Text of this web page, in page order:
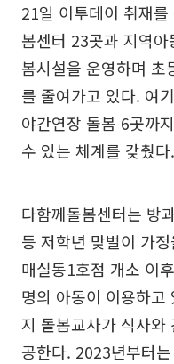
21일 이투데이 취재
봄센터 23곳과 지역
봄시설을 운영하며 초
를 줄여가고 있다. 여
야간연장 돌봄 6곳까
수 있는 체계를 갖췄다.
다함께돌봄센터는 방
등 저학년 맞벌이 가
매실동1호점 개소 이
명의 아동이 이용하
지 돌봄교사가 식사와
공한다. 2023년부터